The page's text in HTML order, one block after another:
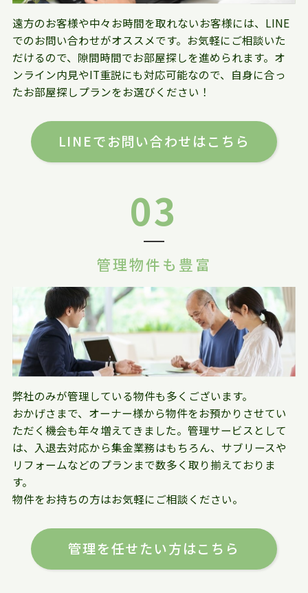
遠方のお客様や中々お時間を取れないお客様には、LINE
でのお問い合わせがオススメです。お気軽にご相談いた
だけるので、隙間時間でお部屋探しを進められます。オ
ンライン内見やIT重説にも対応可能なので、自身に合っ
たお部屋探しプランをお選びください！
LINEでお問い合わせはこちら
03
管理物件も豊富
弊社のみが管理している物件も多くございます。
おかげさまで、オーナー様から物件をお預かりさせてい
ただく機会も年々増えてきました。管理サービスとして
は、入退去対応から集金業務はもちろん、サブリースや
リフォームなどのプランまで数多く取り揃えておりま
す。
物件をお持ちの方はお気軽にご相談ください。
管理を任せたい方はこちら